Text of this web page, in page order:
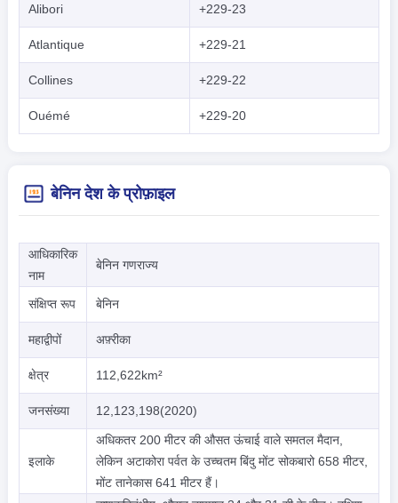
Alibori +229-23
Atlantique +229-21
Collines +229-22
Ouémé +229-20
बेनिन देश के प्रोफ़ाइल
आधिकारिक
नाम
बेनिन गणराज्य
संक्षिप्त रूप बेनिन
महाद्वीपों अफ़्रीका
क्षेत्र 112,622km²
जनसंख्या 12,123,198(2020)
इलाके
अधिकतर 200 मीटर की औसत ऊंचाई वाले समतल मैदान,
लेकिन अटाकोरा पर्वत के उच्चतम बिंदु मोंट सोकबारो 658 मीटर,
मोंट तानेकास 641 मीटर हैं।